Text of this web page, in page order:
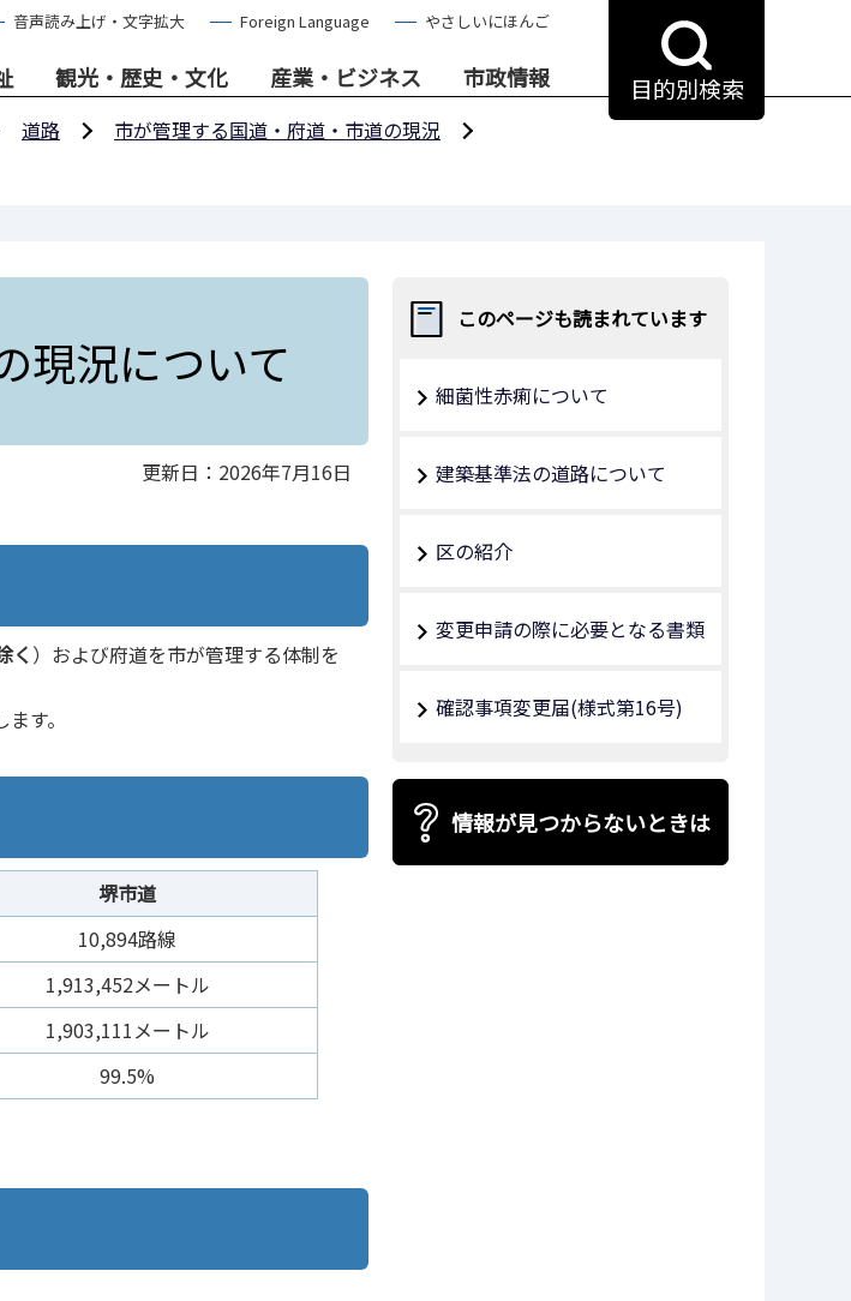
音声読み上げ・文字拡大 Foreign Language やさしいにほんご
観光・歴史・文化 産業・ビジネス 市政情報 目的別検索
道路
市が管理する国道・府道・市道の現況
現況について
更新日：2026年7月16日
く）および府道を市が管理する体制を
す。
堺市道
10,894路線
1,913,452メートル
1,903,111メートル
99.5%
このページも読まれています
細菌性赤痢について
建築基準法の道路について
区の紹介
変更申請の際に必要となる書類
確認事項変更届(様式第16号)
情報が見つからないときは